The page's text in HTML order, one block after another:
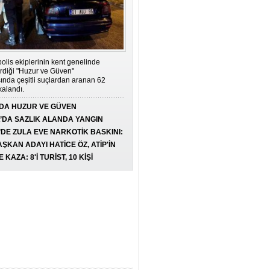
HAYAT ŞİMDİ BAŞLIYOR:
ERTELEME, YAŞA!
DİLEK DEMİRKAN
ŞEYTANIN EN ŞIK ELBİSESİ:
MAKYAVELİZM
NADİRE SÖNMEZ
ORMANLARA DİKKAT!
IŞIK YARGIN
DUMAN ÇÖKMEDEN ÖNCE
GÖZDE SARI
ekiplerinin kent genelinde
"Huzur ve Güven"
çeşitli suçlardan aranan 62
HUZUR VE GÜVEN
62 ARANAN ŞAHIS
3 MİLYON 924 BİN TL CEZA
SAZLIK ALANDA YANGIN
ZULA EVE NARKOTİK BASKINI:
EROİN ELE GEÇİRİLDİ
ADAYI HATİCE ÖZ, ATİP'İN
OLDU
KAZA: 8'İ TURİST, 10 KİŞİ